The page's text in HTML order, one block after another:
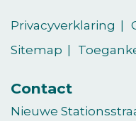
LinkedIn
vimeo
Privacyverklaring
Sitemap
Contact
Nieuwe